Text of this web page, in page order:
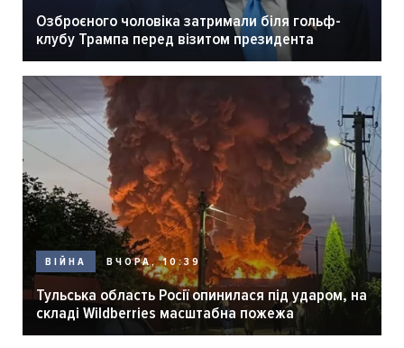
Озброєного чоловіка затримали біля гольф-
клубу Трампа перед візитом президента
ВІЙНА ВЧОРА, 10:39
Тульська область Росії опинилася під ударом, на
складі Wildberries масштабна пожежа